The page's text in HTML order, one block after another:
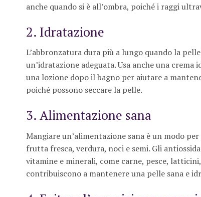
anche quando si è all’ombra, poiché i raggi
2. Idratazione
L’abbronzatura dura più a lungo quando la
un’idratazione adeguata. Usa anche una
una lozione dopo il bagno per aiutare a
poiché possono seccare la pelle.
3. Alimentazione sana
Mangiare un’alimentazione sana è un modo
frutta fresca, verdura, noci e semi. Gli
vitamine e minerali, come carne, pesce,
contribuiscono a mantenere una pelle sana e